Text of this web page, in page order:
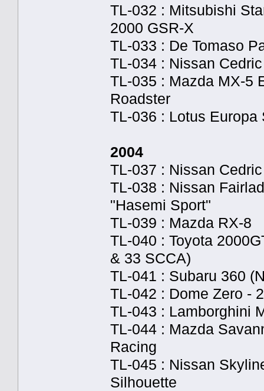
TL-032 : Mitsubishi
2000 GSR-X
TL-033 : De Tomaso
TL-034 : Nissan
TL-035 : Mazda MX-5
Roadster
TL-036 : Lotus Europa
2004
TL-037 : Nissan
TL-038 : Nissan
"Hasemi Sport"
TL-039 : Mazda RX-8
TL-040 : Toyota
& 33 SCCA)
TL-041 : Subaru 360
TL-042 : Dome Zero -
TL-043 : Lamborghini
TL-044 : Mazda
Racing
TL-045 : Nissan
Silhouette